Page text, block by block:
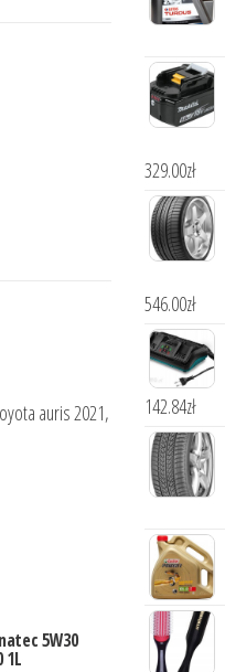
auris 2021,
5W30
1L
329.00zł
546.00zł
142.84zł